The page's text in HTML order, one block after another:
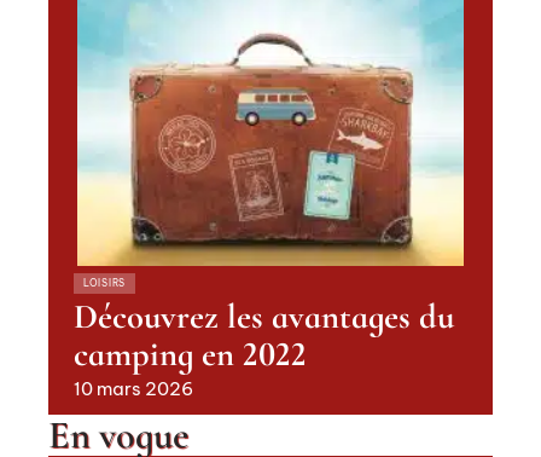
LOISIRS
Découvrez les avantages du
camping en 2022
10 mars 2026
En vogue